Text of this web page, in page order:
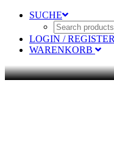
SUCHE
LOGIN / REGISTER
WARENKORB